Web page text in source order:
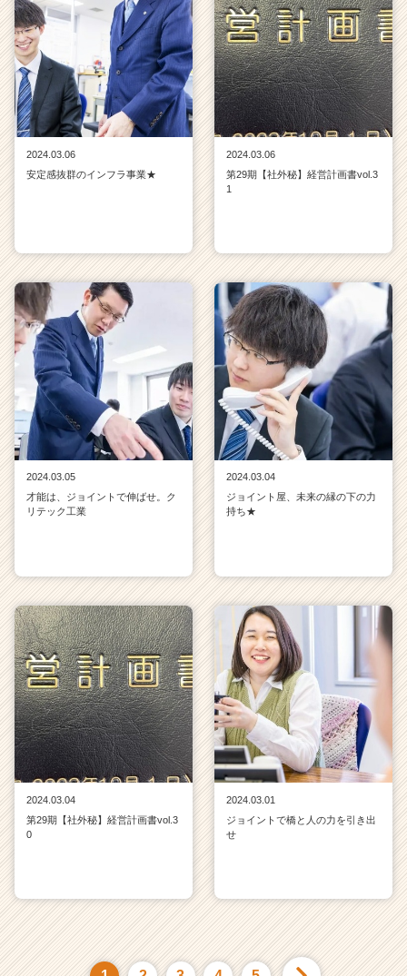
2024.03.06
安定感抜群のインフラ事業★
2024.03.06
第29期【社外秘】経営計画書vol.3
1
2024.03.05
才能は、ジョイントで伸ばせ。ク
リテック工業
2024.03.04
ジョイント屋、未来の縁の下の力
持ち★
2024.03.04
第29期【社外秘】経営計画書vol.3
0
2024.03.01
ジョイントで橋と人の力を引き出
せ